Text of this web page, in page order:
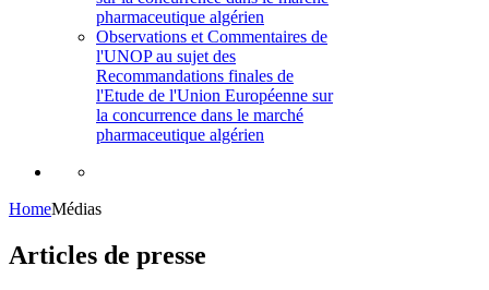
pharmaceutique algérien
Observations et Commentaires de
l'UNOP au sujet des
Recommandations finales de
l'Etude de l'Union Européenne sur
la concurrence dans le marché
pharmaceutique algérien
HomeMédias
Articles de presse